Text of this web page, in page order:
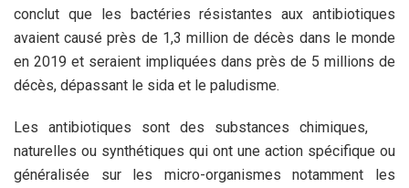
conclut que les bactéries résistantes aux antibiotiques
avaient causé près de 1,3 million de décès dans le monde
en 2019 et seraient impliquées dans près de 5 millions de
décès, dépassant le sida et le paludisme.
Les antibiotiques sont des substances chimiques,
naturelles ou synthétiques qui ont une action spécifique ou
généralisée sur les micro-organismes notamment les